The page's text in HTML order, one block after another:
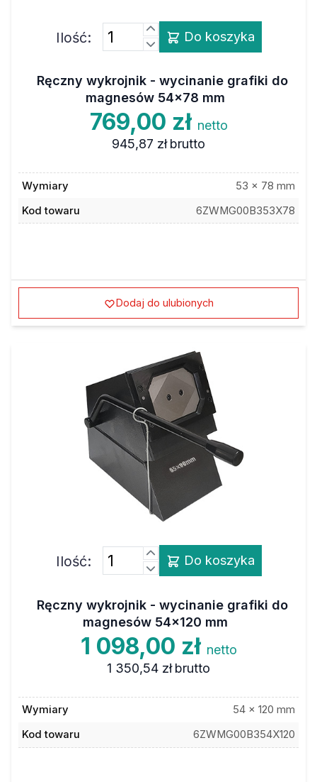
Ilość: Do koszyka
Ręczny wykrojnik - wycinanie grafiki do
magnesów 54x78 mm
769,00 zł netto
945,87 zł brutto
Wymiary
53 x 78 mm
Kod towaru
6ZWMG00B353X78
Dodaj do ulubionych
Ilość: Do koszyka
Ręczny wykrojnik - wycinanie grafiki do
magnesów 54x120 mm
1 098,00 zł netto
1 350,54 zł brutto
Wymiary
54 x 120 mm
Kod towaru
6ZWMG00B354X120